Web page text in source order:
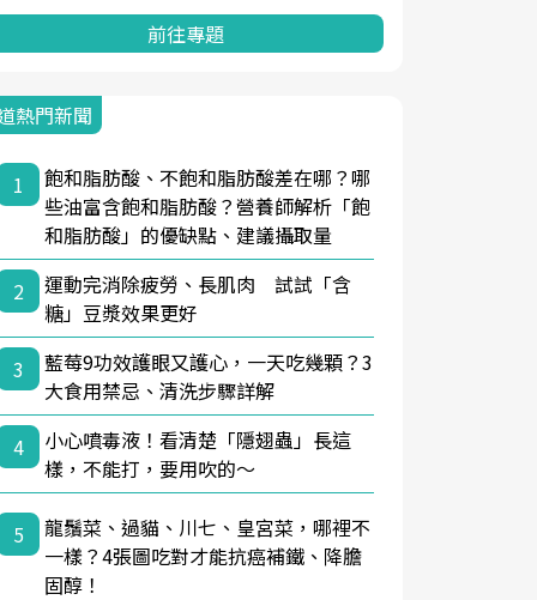
前往專題
熱門新聞
1
飽和脂肪酸、不飽和脂肪酸差在哪？哪
些油富含飽和脂肪酸？營養師解析「飽
和脂肪酸」的優缺點、建議攝取量
2
運動完消除疲勞、長肌肉 試試「含
糖」豆漿效果更好
3
藍莓9功效護眼又護心，一天吃幾顆？3
大食用禁忌、清洗步驟詳解
4
小心噴毒液！看清楚「隱翅蟲」長這
樣，不能打，要用吹的～
5
龍鬚菜、過貓、川七、皇宮菜，哪裡不
一樣？4張圖吃對才能抗癌補鐵、降膽
固醇！